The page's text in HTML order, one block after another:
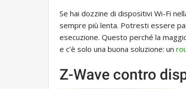
Se hai dozzine di dispositivi Wi-Fi
sempre più lenta. Potresti essere
esecuzione. Questo perché la
e c’è solo una buona soluzione: un
Z-Wave contro